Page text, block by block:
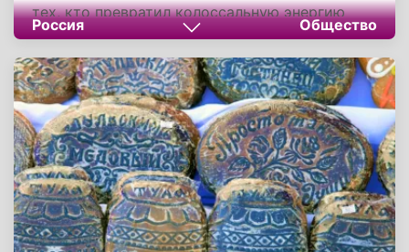
тех, кто превратил колоссальную энергию
атома в источник света, прогресса и
безопасности, демонстрируя мощь
человеческого интеллекта и ответственности.
Их ежедневный вклад служит основой для
технологического развития и укрепления
позиций России на мировой арене.
Россия Общество